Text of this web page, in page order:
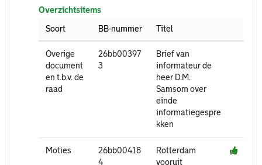
Overzichtsitems
Soort
BB-nummer Titel
Overige
document
en t.b.v. de
raad
26bb00397
3
Brief van
informateur de
heer D.M.
Samsom over
einde
informatiegespre
kken
Moties
26bb00418
4
Rotterdam
vooruit